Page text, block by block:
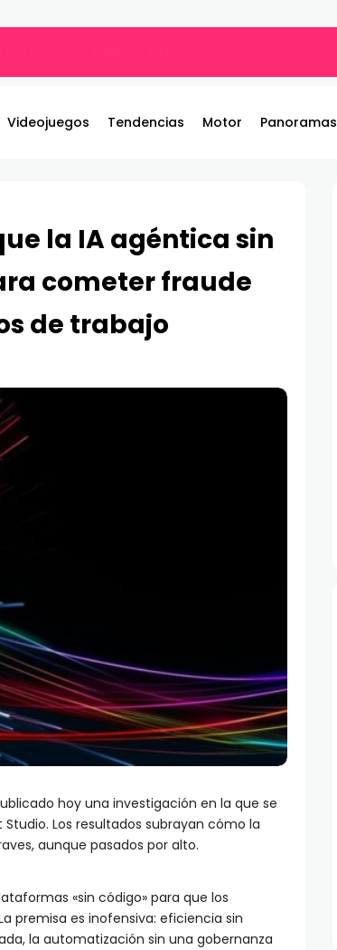
Videojuegos Tendencias Motor Panoramas
la IA agéntica sin
cometer fraude
de trabajo
hoy una investigación en la que se
Los resultados subrayan cómo la
aunque pasados por alto.
«sin código» para que los
premisa es inofensiva: eficiencia sin
la automatización sin una gobernanza